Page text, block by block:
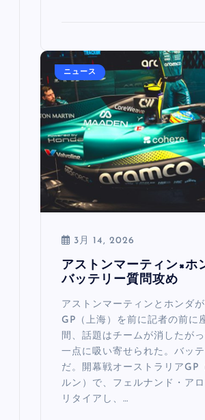
ニュース
3月 14, 2026
アストンマーティン×ホ
バッテリー質問攻め
アストンマーティンとホンダ
GP（上海）を前に記者の前に
間、話題はチームが消したが
一点に吸い寄せられた。バッ
だ。開幕戦オーストラリアGP
ルン）で、フェルナンド・ア
リタイアし、…